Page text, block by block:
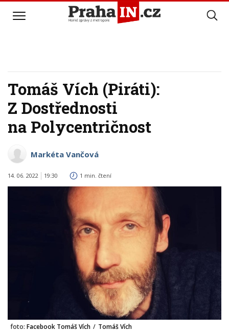
Tomáš Vích (Piráti):
Z Dostřednosti
na Polycentričnost
Markéta Vančová
14. 06. 2022 19:30 1 min. čtení
foto: Facebook Tomáš Vích / Tomáš Vích